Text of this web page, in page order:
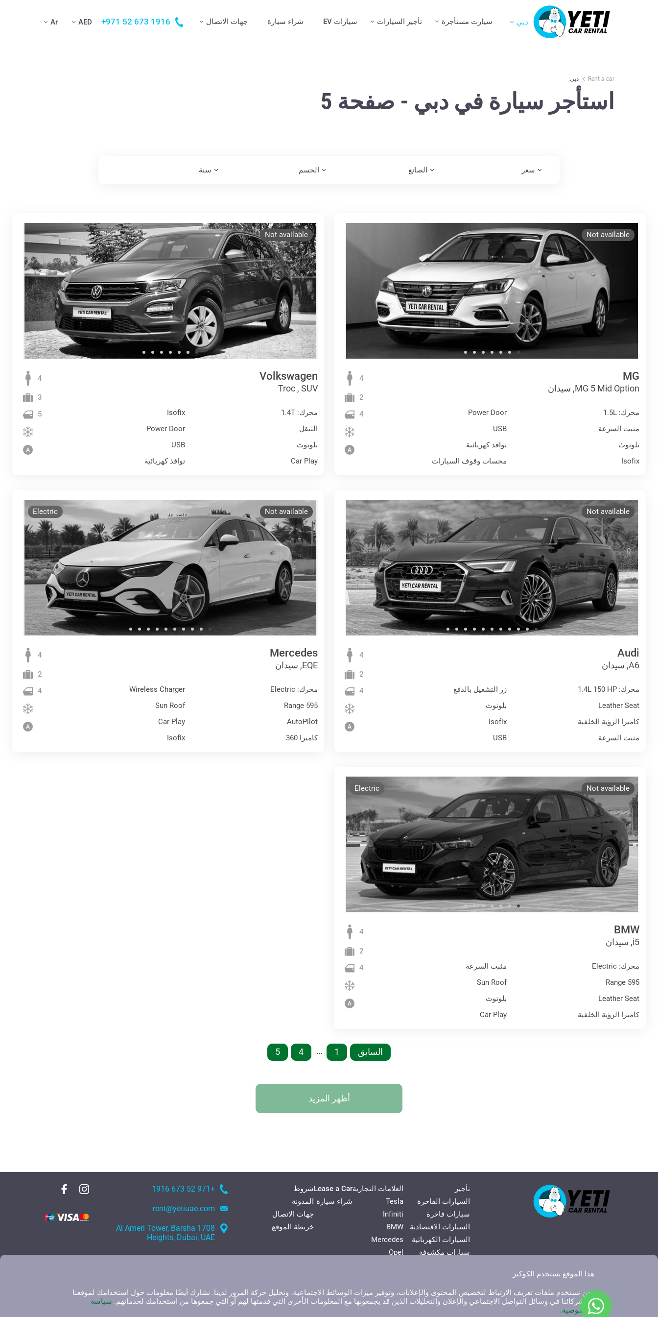
دبي سيارت مستأجرة تأجير السيارات سيارات EV شراء سيارة جهات الاتصال +971 52 673 1916
AED
Ar
Rent a car دبي
استأجر سيارة في دبي - صفحة 5
سعر الصانع الجسم سنة
Not available
MG
MG 5 Mid Option, سيدان
محرك: 1.5L
مثبت السرعة
بلوتوث
Isofix
Power Door
USB
نوافذ كهربائية
مجسات وقوف السيارات
4
2
4
Not available
Volkswagen
Troc , SUV
محرك: 1.4T
التنقل
بلوتوث
Car Play
Isofix
Power Door
USB
نوافذ كهربائية
4
3
5
Not available
Audi
A6, سيدان
محرك: 1.4L 150 HP
Leather Seat
كاميرا الرؤية الخلفية
مثبت السرعة
زر التشغيل بالدفع
بلوتوث
Isofix
USB
4
2
4
Not available
Electric
Mercedes
EQE, سيدان
محرك: Electric
Range 595
AutoPilot
كاميرا 360
Wireless Charger
Sun Roof
Car Play
Isofix
4
2
4
Not available
Electric
BMW
i5, سيدان
محرك: Electric
Range 595
Leather Seat
كاميرا الرؤية الخلفية
مثبت السرعة
Sun Roof
بلوتوث
Car Play
4
2
4
السابق 1
...
4
5
أظهر المزيد
تأجير
السيارات الفاخرة
سيارات فاخرة
السيارات الاقتصادية
السيارات الكهربائية
سيارات مكشوفة
العلامات التجارية
Tesla
Infiniti
BMW
Mercedes
Opel
Lease a Car
شراء سيارة
شروط
المدونة
جهات الاتصال
خريطة الموقع
+971 52 673 1916
rent@yetiuae.com
1708 Al Ameri Tower, Barsha
Heights, Dubai, UAE
هذا الموقع يستخدم الكوكيز
نحن نستخدم ملفات تعريف الارتباط لتخصيص المحتوى والإعلانات، وتوفير ميزات الوسائط الاجتماعية، وتحليل حركة المرور لدينا. نشارك أيضًا معلومات حول استخدامك لموقعنا
مع شركائنا في وسائل التواصل الاجتماعي والإعلان والتحليلات الذين قد يجمعونها مع المعلومات الأخرى التي قدمتها لهم أو التي جمعوها من استخدامك لخدماتهم. سياسة
الخصوصية.